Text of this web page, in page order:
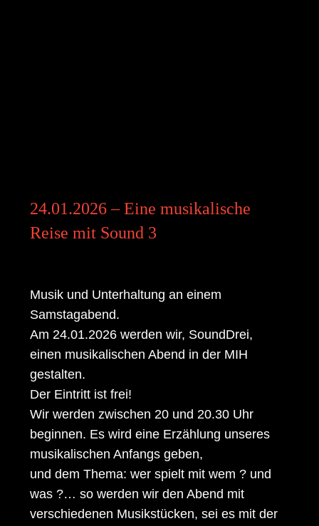
24.01.2026 – Eine musikalische
Reise mit Sound 3
Musik und Unterhaltung an einem
Samstagabend.
Am 24.01.2026 werden wir, SoundDrei,
einen musikalischen Abend in der MIH
gestalten.
Der Eintritt ist frei!
Wir werden zwischen 20 und 20.30 Uhr
beginnen. Es wird eine Erzählung unseres
musikalischen Anfangs geben,
und dem Thema: wer spielt mit wem ? und
was ?… so werden wir den Abend mit
verschiedenen Musikstücken, sei es mit der